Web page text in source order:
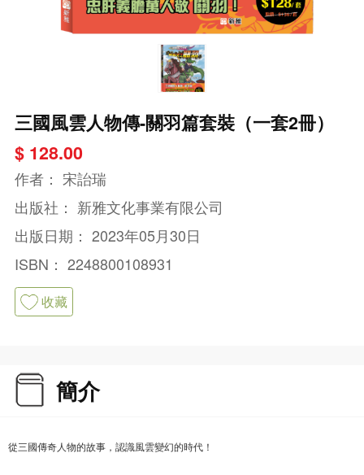
三國風雲人物傳-關羽篇套裝（一套2冊）
$ 128.00
作者： 宋詒瑞
出版社： 新雅文化事業有限公司
出版日期： 2023年05月30日
ISBN： 2248800108931
收藏
簡介
從三國傳奇人物的故事，認識風雲變幻的時代！